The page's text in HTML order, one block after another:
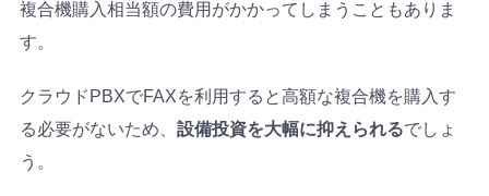
複合機購入相当額の費用がかかってしまうこともありま
す。
クラウドPBXでFAXを利用すると高額な複合機を購入す
る必要がないため、 設備投資を大幅に抑えられるでしょ
う。